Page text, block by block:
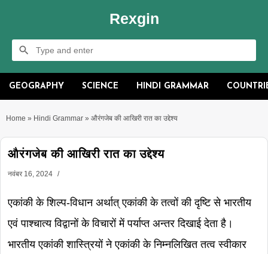
Rexgin
GEOGRAPHY SCIENCE HINDI GRAMMAR
Home » Hindi Grammar » औरंगजेब की आखिरी रात का उद्देश्य
औरंगजेब की आखिरी रात का उद्देश्य
नवंबर 16, 2024
एकांकी के शिल्प-विधान अर्थात् एकांकी के तत्वों की दृष्टि से भारतीय
एवं पाश्चात्य विद्वानों के विचारों में पर्याप्त अन्तर दिखाई देता है।
भारतीय एकांकी शास्त्रियों ने एकांकी के निम्नलिखित तत्व स्वीकार